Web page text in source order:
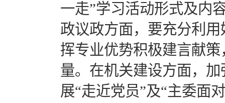
一走”学习活动形式及内
政议政方面，要充分利
挥专业优势积极建言献
量。在机关建设方面，
展“走近党员”及“主委面